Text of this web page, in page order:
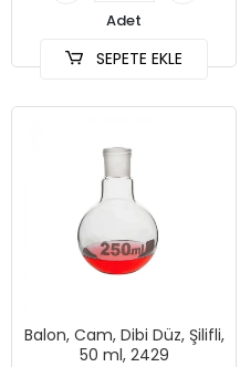
Adet
SEPETE EKLE
Balon, Cam, Dibi Düz, Şilifli,
50 ml, 2429